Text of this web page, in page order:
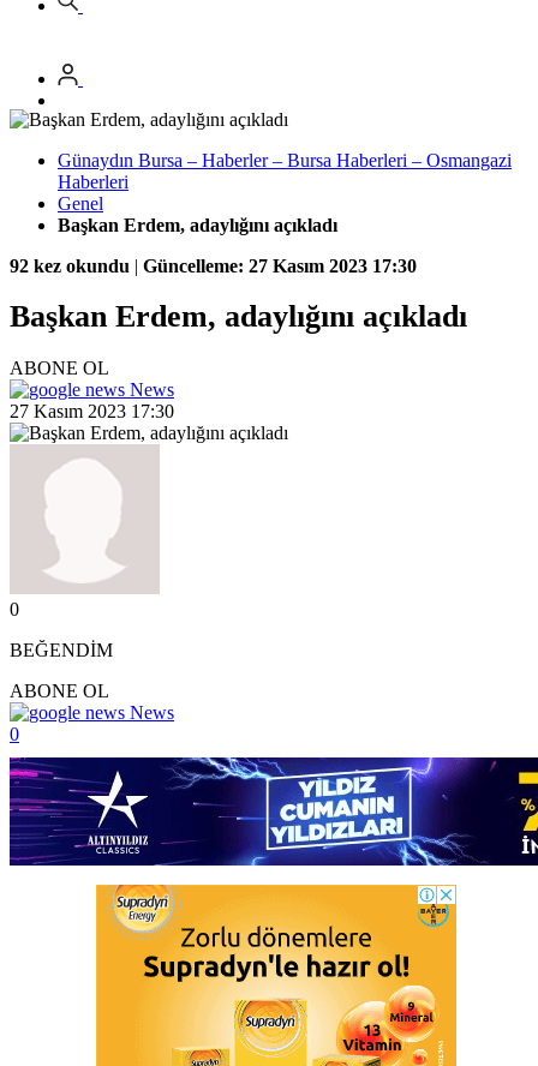
Günaydın Bursa – Haberler – Bursa Haberleri – Osmangazi
Haberleri
Genel
Başkan Erdem, adaylığını açıkladı
92 kez okundu | Güncelleme: 27 Kasım 2023 17:30
Başkan Erdem, adaylığını açıkladı
ABONE OL
News
27 Kasım 2023 17:30
0
BEĞENDİM
ABONE OL
News
0